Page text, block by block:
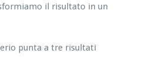
il risultato in un
punta a tre risultati